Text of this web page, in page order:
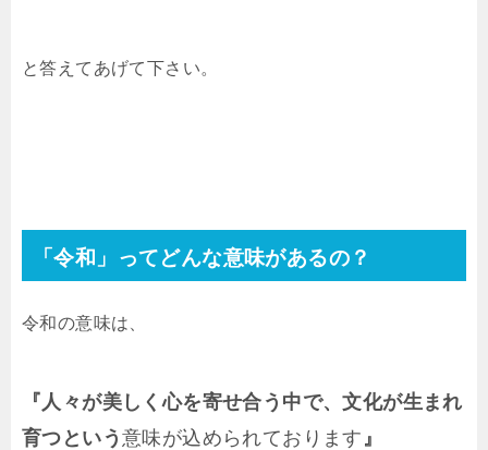
と答えてあげて下さい。
「令和」ってどんな意味があるの？
令和の意味は、
『人々が美しく心を寄せ合う中で、文化が生まれ
育つという 意味が込められております 』